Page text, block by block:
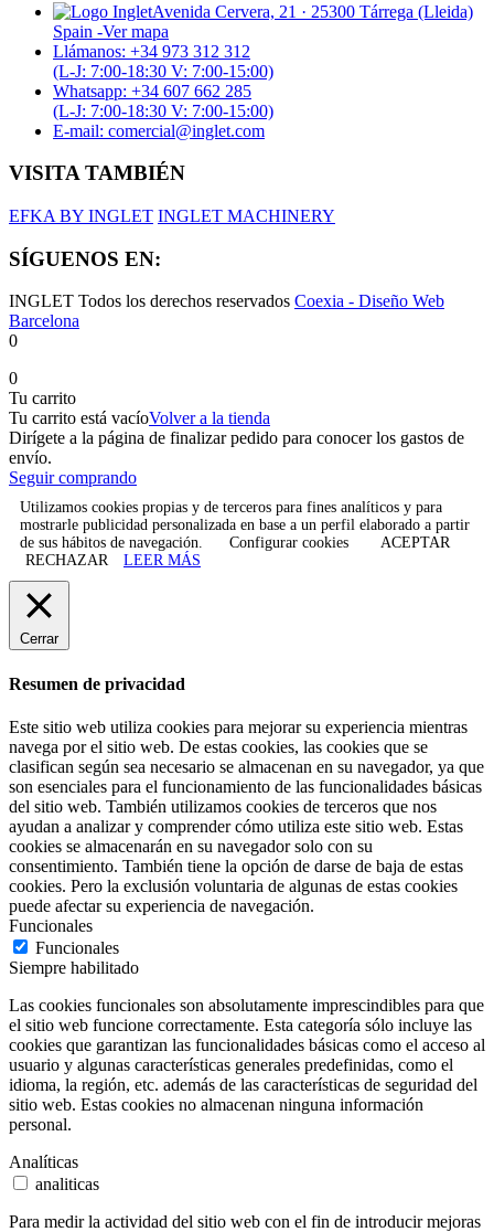
Avenida Cervera, 21 · 25300 Tárrega (Lleida)
Spain -Ver mapa
Llámanos: +34 973 312 312
(L-J: 7:00-18:30 V: 7:00-15:00)
Whatsapp: +34 607 662 285
(L-J: 7:00-18:30 V: 7:00-15:00)
E-mail: comercial@inglet.com
VISITA TAMBIÉN
EFKA BY INGLET INGLET MACHINERY
SÍGUENOS EN:
INGLET Todos los derechos reservados Coexia - Diseño Web
Barcelona
0
0
Tu carrito
Tu carrito está vacíoVolver a la tienda
Dirígete a la página de finalizar pedido para conocer los gastos de
envío.
Seguir comprando
Utilizamos cookies propias y de terceros para fines analíticos y para
mostrarle publicidad personalizada en base a un perfil elaborado a partir
de sus hábitos de navegación.
Configurar cookies
ACEPTAR
RECHAZAR
LEER MÁS
Cerrar
Resumen de privacidad
Este sitio web utiliza cookies para mejorar su experiencia mientras
navega por el sitio web. De estas cookies, las cookies que se
clasifican según sea necesario se almacenan en su navegador, ya que
son esenciales para el funcionamiento de las funcionalidades básicas
del sitio web. También utilizamos cookies de terceros que nos
ayudan a analizar y comprender cómo utiliza este sitio web. Estas
cookies se almacenarán en su navegador solo con su
consentimiento. También tiene la opción de darse de baja de estas
cookies. Pero la exclusión voluntaria de algunas de estas cookies
puede afectar su experiencia de navegación.
Funcionales
Funcionales
Siempre habilitado
Las cookies funcionales son absolutamente imprescindibles para que
el sitio web funcione correctamente. Esta categoría sólo incluye las
cookies que garantizan las funcionalidades básicas como el acceso al
usuario y algunas características generales predefinidas, como el
idioma, la región, etc. además de las características de seguridad del
sitio web. Estas cookies no almacenan ninguna información
personal.
Analíticas
analiticas
Para medir la actividad del sitio web con el fin de introducir mejoras